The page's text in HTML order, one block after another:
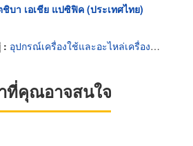
บา เอเชีย แปซิฟิค (ประเทศไทย)
: อุปกรณ์เครื่องใช้และอะไหล่เครื่องยนต์
ที่คุณอาจสนใจ